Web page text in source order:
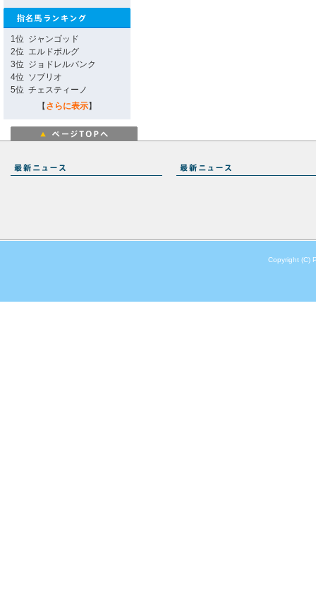
1位 ジャンゴッド
2位 エルドボルグ
3位 ジョドレルバンク
4位 ソブリオ
5位 チェスティーノ
【 さらに表示】
Copyright (C)